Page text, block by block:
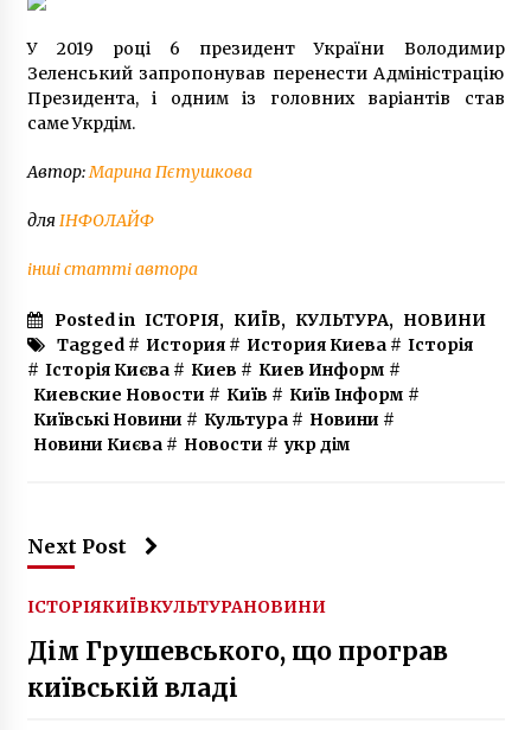
У 2019 році 6 президент України Володимир
Зеленський запропонував перенести Адміністрацію
Президента, і одним із головних варіантів став
саме Укрдім.
Автор:Марина Пєтушкова
для ІНФОЛАЙФ
інші статті автора
Posted in ІСТОРІЯ, КИЇВ, КУЛЬТУРА, НОВИНИ
Tagged # История# История Киева# Історія
# Історія Києва# Киев # Киев Информ #
Киевские Новости # Київ # Київ Інформ #
Київські Новини # Культура# Новини #
Новини Києва# Новости # укр дім
Next Post
ІСТОРІЯКИЇВКУЛЬТУРАНОВИНИ
Дім Грушевського, що програв
київській владі